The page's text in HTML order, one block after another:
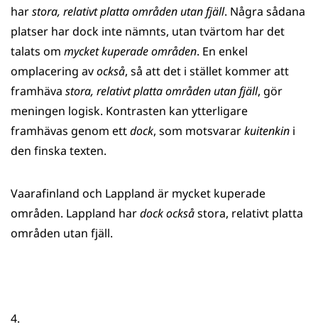
harstora, relativt platta områden utan fjäll. Några sådana
platser har dock inte nämnts, utan tvärtom har det
talats om mycket kuperade områden. En enkel
omplacering avockså, så att det i stället kommer att
framhäva stora, relativt platta områden utan fjäll, gör
meningen logisk. Kontrasten kan ytterligare
framhävas genom ettdock, som motsvararkuitenkin i
den finska texten.
Vaarafinland och Lappland är mycket kuperade
områden. Lappland hardock ocksåstora, relativt platta
områden utan fjäll.
4.